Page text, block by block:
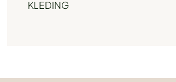
KLEDING